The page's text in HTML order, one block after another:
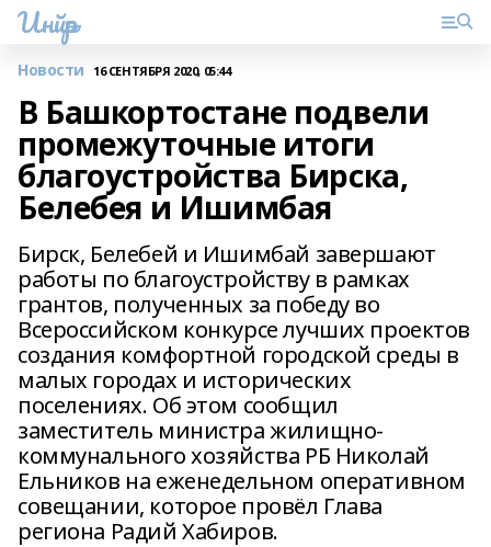
Инйәр
Новости 16 СЕНТЯБРЯ 2020, 05:44
В Башкортостане подвели
промежуточные итоги
благоустройства Бирска,
Белебея и Ишимбая
Бирск, Белебей и Ишимбай завершают
работы по благоустройству в рамках
грантов, полученных за победу во
Всероссийском конкурсе лучших проектов
создания комфортной городской среды в
малых городах и исторических
поселениях. Об этом сообщил
заместитель министра жилищно-
коммунального хозяйства РБ Николай
Ельников на еженедельном оперативном
совещании, которое провёл Глава
региона Радий Хабиров.